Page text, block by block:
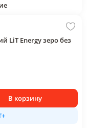
LiT Energy зеро без
В корзину